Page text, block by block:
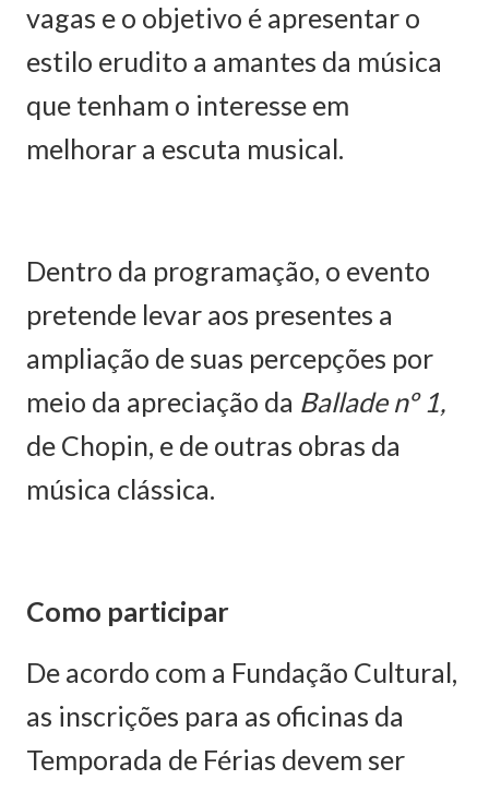
vagas e o objetivo é apresentar o
estilo erudito a amantes da música
que tenham o interesse em
melhorar a escuta musical.
Dentro da programação, o evento
pretende levar aos presentes a
ampliação de suas percepções por
meio da apreciação da Ballade nº 1,
de Chopin, e de outras obras da
música clássica.
Como participar
De acordo com a Fundação Cultural,
as inscrições para as oficinas da
Temporada de Férias devem ser